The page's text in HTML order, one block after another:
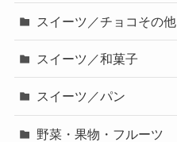
スイーツ／チョコその他
スイーツ／和菓子
スイーツ／パン
野菜・果物・フルーツ